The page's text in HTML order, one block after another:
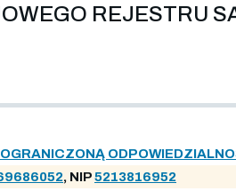
REJESTRU
, NIP5213816952